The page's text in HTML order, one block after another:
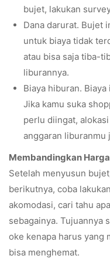
bujet, lakukan
Dana darurat. Bujet
untuk biaya tidak
atau bisa saja tiba-
liburannya.
Biaya hiburan.
Jika kamu suka
perlu diingat,
anggaran liburanmu
Membandingkan Harga
Setelah menyusun
berikutnya, coba
akomodasi, cari tahu
sebagainya. Tujuannya
oke kenapa harus yang
bisa menghemat.